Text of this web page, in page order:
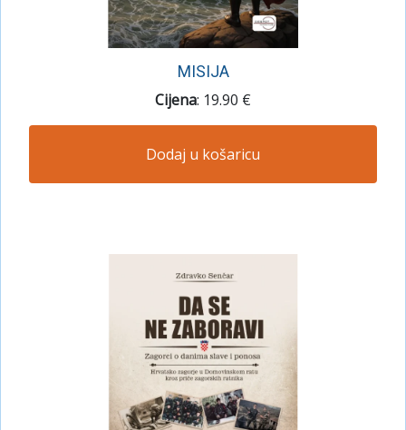
MISIJA
Cijena: 19.90 €
Dodaj u košaricu